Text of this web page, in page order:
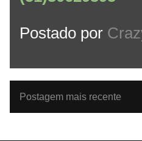
Postado por
Postagem mais recente